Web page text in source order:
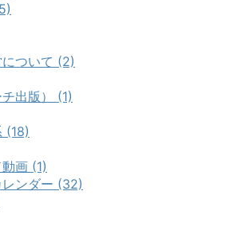
ついて (2)
出版） (1)
(18)
画 (1)
ンダー (32)